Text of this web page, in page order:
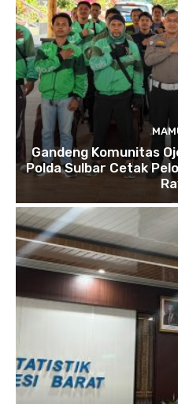
Gandeng Komunitas
Polda Sulbar Cetak